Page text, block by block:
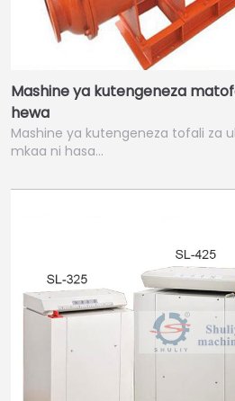
Mashine ya kutengeneza
hewa
Mashine ya kutengeneza tofali za
mkaa ni hasa…